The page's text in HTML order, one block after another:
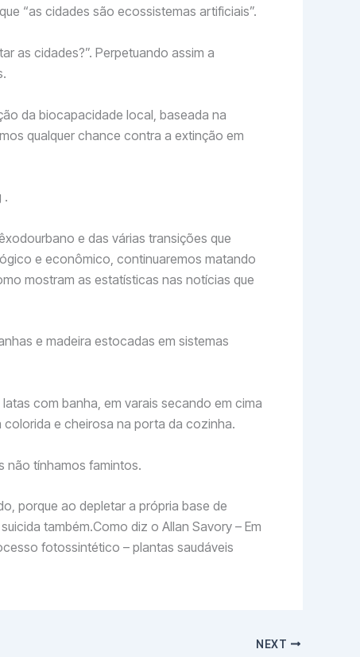
“as cidades são ecossistemas artificiais”.
as cidades?”. Perpetuando assim a
da biocapacidade local, baseada na
qualquer chance contra a extinção em
.
e das várias transições que
e econômico, continuaremos matando
mostram as estatísticas nas notícias que
e madeira estocadas em sistemas
com banha, em varais secando em cima
e cheirosa na porta da cozinha.
não tínhamos famintos.
porque ao depletar a própria base de
também.Como diz o Allan Savory – Em
fotossintético – plantas saudáveis
NEXT